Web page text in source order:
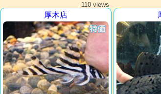
110 views
厚木店